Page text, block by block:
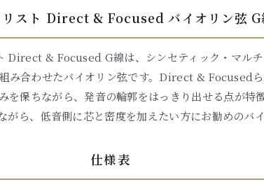
リスト Direct & Focused バイオリン弦 G
Direct & Focused G線は、シンセティック・マルチ
み合わせたバイオリン弦です。Direct & Focused
を保ちながら、発音の輪郭をはっきり出せる点が特
がら、低音側に芯と密度を加えたい方にお勧めのバイ
仕様表